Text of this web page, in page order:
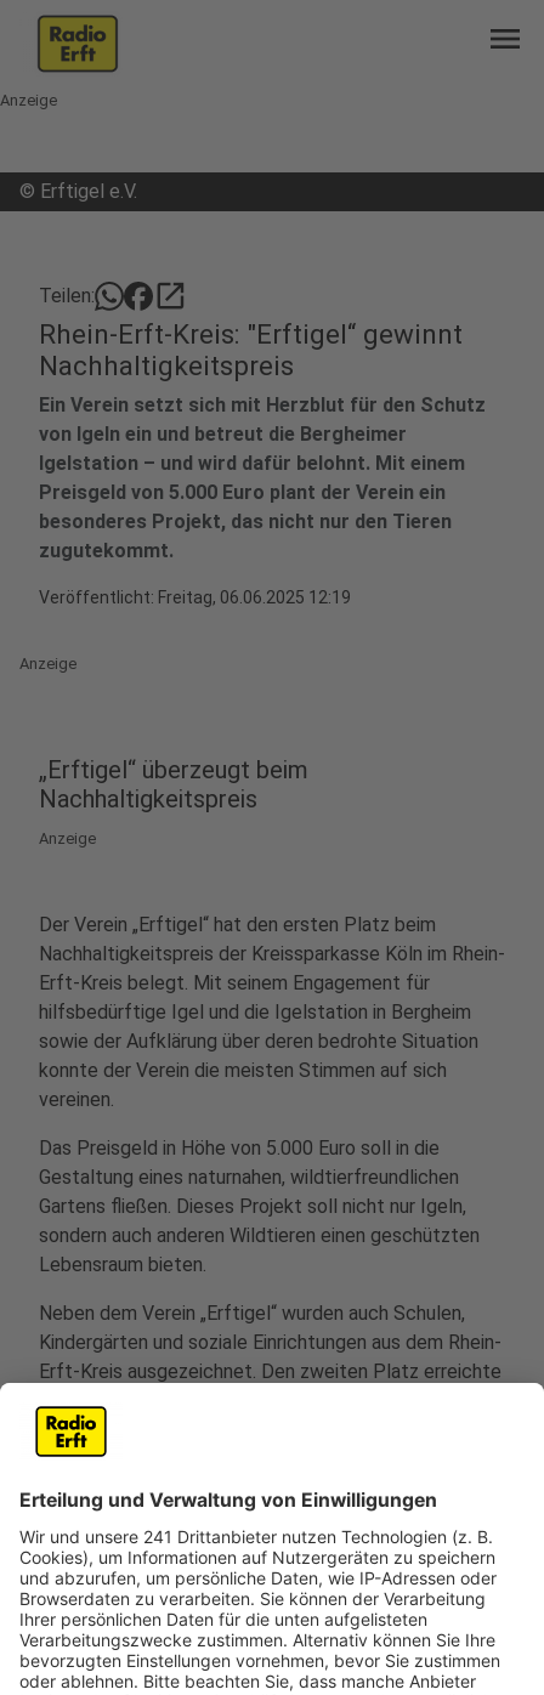
menu
Anzeige
© Erftigel e.V.
Teilen: open_in_new
Rhein-Erft-Kreis: "Erftigel“ gewinnt
Nachhaltigkeitspreis
Ein Verein setzt sich mit Herzblut für den Schutz
von Igeln ein und betreut die Bergheimer
Igelstation – und wird dafür belohnt. Mit einem
Preisgeld von 5.000 Euro plant der Verein ein
besonderes Projekt, das nicht nur den Tieren
zugutekommt.
Veröffentlicht: Freitag, 06.06.2025 12:19
Anzeige
„Erftigel“ überzeugt beim
Nachhaltigkeitspreis
Anzeige
Der Verein „Erftigel“ hat den ersten Platz beim
Nachhaltigkeitspreis der Kreissparkasse Köln im Rhein-
Erft-Kreis belegt. Mit seinem Engagement für
hilfsbedürftige Igel und die Igelstation in Bergheim
sowie der Aufklärung über deren bedrohte Situation
konnte der Verein die meisten Stimmen auf sich
vereinen.
Das Preisgeld in Höhe von 5.000 Euro soll in die
Gestaltung eines naturnahen, wildtierfreundlichen
Gartens fließen. Dieses Projekt soll nicht nur Igeln,
sondern auch anderen Wildtieren einen geschützten
Lebensraum bieten.
Neben dem Verein „Erftigel“ wurden auch Schulen,
Kindergärten und soziale Einrichtungen aus dem Rhein-
Erft-Kreis ausgezeichnet. Den zweiten Platz erreichte
der Verein "Gemeinsam für Kinder", der für die Kita
Sankt Barbara in Erftstadt ein neues Hühnerhaus
kaufen will. Weitere Gewinner sind unter anderem der
Kindergartenförderungsverein Dirmerzheim, der
Förderverein Regenbogen der Pestalozzi-Schule Brühl,
der Förderverein Kita St. Andreas Wesseling, der
Verein "Keinkauf" in Brühl und der Förderverein der Kita
Arche Noah Wesseling.
Insgesamt hatten über 30.000 Menschen an der
Abstimmung teilgenommen. Die zehn Vereine mit den